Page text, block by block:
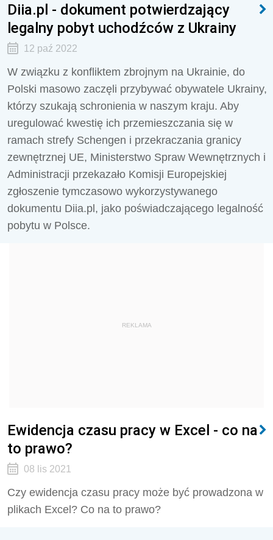
Diia.pl - dokument potwierdzający
legalny pobyt uchodźców z Ukrainy
12 paź 2022
W związku z konfliktem zbrojnym na Ukrainie, do
Polski masowo zaczęli przybywać obywatele Ukrainy,
którzy szukają schronienia w naszym kraju. Aby
uregulować kwestię ich przemieszczania się w
ramach strefy Schengen i przekraczania granicy
zewnętrznej UE, Ministerstwo Spraw Wewnętrznych i
Administracji przekazało Komisji Europejskiej
zgłoszenie tymczasowo wykorzystywanego
dokumentu Diia.pl, jako poświadczającego legalność
pobytu w Polsce.
REKLAMA
Ewidencja czasu pracy w Excel - co na
to prawo?
08 lis 2021
Czy ewidencja czasu pracy może być prowadzona w
plikach Excel? Co na to prawo?